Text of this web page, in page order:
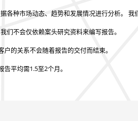
各种市场动态、趋势和发展情况进行分析。 我
我们不会仅依赖案头研究资料来编写报告。
户的关系不会随着报告的交付而结束。
告平均需1.5至2个月。